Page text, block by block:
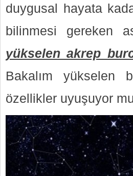
duygusal hayata
bilinmesi gereken
yükselen akrep
Bakalım yükselen
özellikler uyuşuyor